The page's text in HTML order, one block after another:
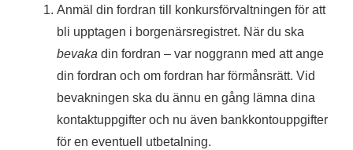
Anmäl din fordran till konkursförvaltningen för att
bli upptagen i borgenärsregistret. När du ska
bevaka din fordran – var noggrann med att ange
din fordran och om fordran har förmånsrätt. Vid
bevakningen ska du ännu en gång lämna dina
kontaktuppgifter och nu även bankkontouppgifter
för en eventuell utbetalning.